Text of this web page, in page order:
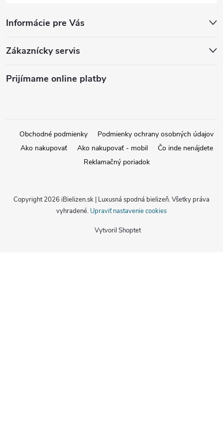
Informácie pre Vás
Zákaznícky servis
Prijímame online platby
Obchodné podmienky
Podmienky ochrany osobných údajov
Ako nakupovať
Ako nakupovať - mobil
Čo inde nenájdete
Reklamačný poriadok
Vytvoril Shoptet
Copyright 2026 iBielizen.sk | Luxusná spodná bielizeň. Všetky práva
vyhradené. Upraviť nastavenie cookies